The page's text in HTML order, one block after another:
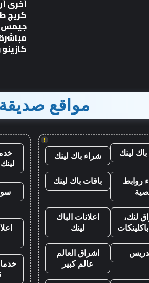
تم عرض
Comic-Con
أخرى
كريج
جيمس
مواقع صديقة
!
لينك شراء باك لينك
روابط
باقات باك لينك
لنك،
اعلانات الباك
لينك
اشراق العالم
عالم كبير